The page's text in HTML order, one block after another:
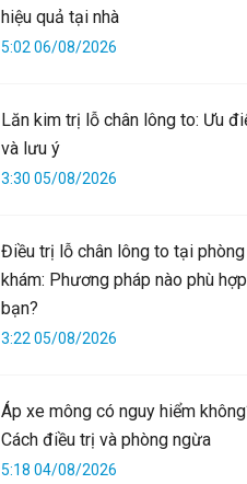
hiệu quả tại nhà
5:02 06/08/2026
Lăn kim trị lỗ chân lông to: Ưu
và lưu ý
3:30 05/08/2026
Điều trị lỗ chân lông to tại phòng
khám: Phương pháp nào phù
bạn?
3:22 05/08/2026
Áp xe mông có nguy hiểm
Cách điều trị và phòng ngừa
5:18 04/08/2026